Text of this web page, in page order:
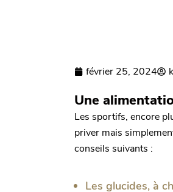
février 25, 2024
Une
Les sportifs, encore
priver mais
conseils suivants :
Les glucides, à